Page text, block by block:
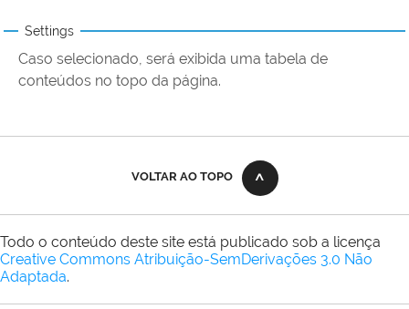
Settings
Caso selecionado, será exibida uma tabela de
conteúdos no topo da página.
VOLTAR AO TOPO
Todo o conteúdo deste site está publicado sob a licença
Creative Commons Atribuição-SemDerivações 3.0 Não
Adaptada.